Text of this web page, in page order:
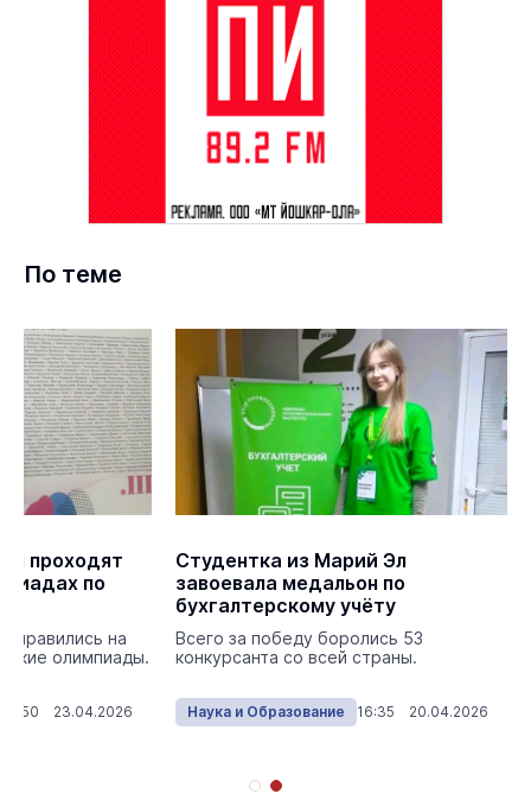
По теме
проходят
по
на
олимпиады.
13:50 23.04.2026
Студентка из Марий Эл
завоевала медальон по
бухгалтерскому учёту
Всего за победу боролись 53
конкурсанта со всей страны.
Наука и Образование 16:35 20.04.2026